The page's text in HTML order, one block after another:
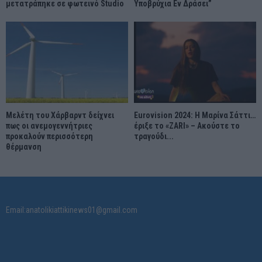
μετατράπηκε σε φωτεινό Studio Υποβρύχια Εν Δράσει”
Μελέτη του Χάρβαρντ δείχνει
πως οι ανεμογεννήτριες
προκαλούν περισσότερη
θέρμανση
Eurovision 2024: Η Μαρίνα Σάττι…
έριξε το «ZARI» – Ακούστε το
τραγούδι...
Email:anatolikiattikinews01@gmail.com